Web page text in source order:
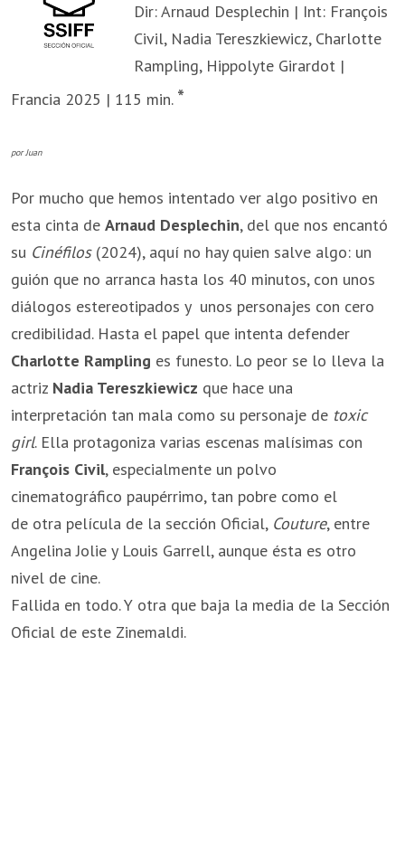
Dir: Arnaud Desplechin | Int: François
Civil, Nadia Tereszkiewicz, Charlotte
Rampling, Hippolyte Girardot |
Francia 2025 | 115 min. *
por Juan
Por mucho que hemos intentado ver algo positivo en
esta cinta de Arnaud Desplechin, del que nos encantó
su Cinéfilos(2024), aquí no hay quien salve algo: un
guión que no arranca hasta los 40 minutos, con unos
diálogos estereotipados y unos personajes con cero
credibilidad. Hasta el papel que intenta defender
Charlotte Rampling es funesto. Lo peor se lo lleva la
actriz Nadia Tereszkiewicz que hace una
interpretación tan mala como su personaje de toxic
girl. Ella protagoniza varias escenas malísimas con
François Civil, especialmente un polvo
cinematográfico paupérrimo, tan pobre como el
de otra película de la sección Oficial, Couture, entre
Angelina Jolie y Louis Garrell, aunque ésta es otro
nivel de cine.
Fallida en todo. Y otra que baja la media de la Sección
Oficial de este Zinemaldi.